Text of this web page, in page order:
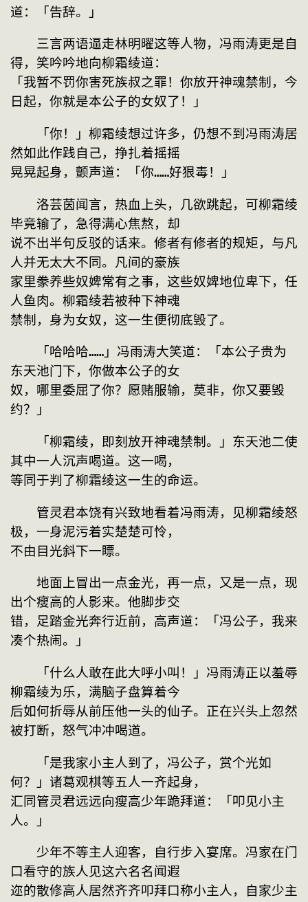
道：「告辞。」
三言两语逼走林明曜这等人物，冯雨涛更是自
得，笑吟吟地向柳霜绫道：
「我暂不罚你害死族叔之罪！你放开神魂禁制，今
日起，你就是本公子的女奴了！」
「你！」柳霜绫想过许多，仍想不到冯雨涛居
然如此作践自己，挣扎着摇摇
晃晃起身，颤声道：「你……好狠毒！」
洛芸茵闻言，热血上头，几欲跳起，可柳霜绫
毕竟输了，急得满心焦熬，却
说不出半句反驳的话来。修者有修者的规矩，与凡
人并无太大不同。凡间的豪族
家里豢养些奴婢常有之事，这些奴婢地位卑下，任
人鱼肉。柳霜绫若被种下神魂
禁制，身为女奴，这一生便彻底毁了。
「哈哈哈……」冯雨涛大笑道：「本公子贵为
东天池门下，你做本公子的女
奴，哪里委屈了你？愿赌服输，莫非，你又要毁
约？」
「柳霜绫，即刻放开神魂禁制。」东天池二使
其中一人沉声喝道。这一喝，
等同于判了柳霜绫这一生的命运。
管灵君本饶有兴致地看着冯雨涛，见柳霜绫怒
极，一身泥污着实楚楚可怜，
不由目光斜下一瞟。
地面上冒出一点金光，再一点，又是一点，现
出个瘦高的人影来。他脚步交
错，足踏金光奔行近前，高声道：「冯公子，我来
凑个热闹。」
「什么人敢在此大呼小叫！」冯雨涛正以羞辱
柳霜绫为乐，满脑子盘算着今
后如何折辱从前压他一头的仙子。正在兴头上忽然
被打断，怒气冲冲喝道。
「是我家小主人到了，冯公子，赏个光如
何？」诸葛观棋等五人一齐起身，
汇同管灵君远远向瘦高少年跪拜道：「叩见小主
人。」
少年不等主人迎客，自行步入宴席。冯家在门
口看守的族人见这六名名闻遐
迩的散修高人居然齐齐叩拜口称小主人，自家少主